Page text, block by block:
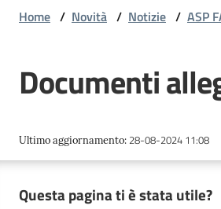
Persona
Area
Nord
Servizi
Home / Novità / Notizie / ASP
Documenti
Ultimo aggiornamento: 28-08-2024 11:08
Questa pagina ti è stata utile?